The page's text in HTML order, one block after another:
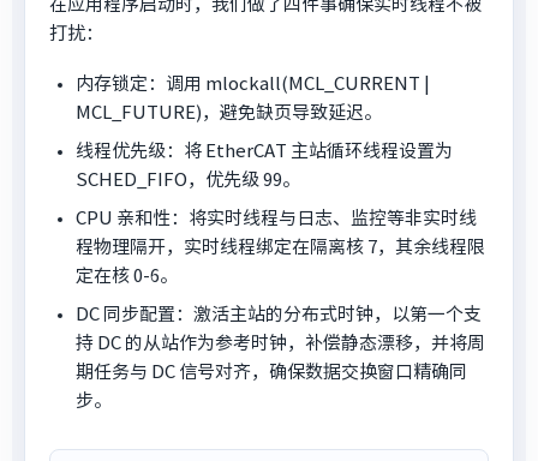
在应用程序启动时，我们做了四件事确保实时线程不被
打扰：
内存锁定：调用 mlockall(MCL_CURRENT |
MCL_FUTURE)，避免缺页导致延迟。
线程优先级：将 EtherCAT 主站循环线程设置为
SCHED_FIFO，优先级 99。
CPU 亲和性：将实时线程与日志、监控等非实时线
程物理隔开，实时线程绑定在隔离核 7，其余线程限
定在核 0-6。
DC 同步配置：激活主站的分布式时钟，以第一个支
持 DC 的从站作为参考时钟，补偿静态漂移，并将周
期任务与 DC 信号对齐，确保数据交换窗口精确同
步。